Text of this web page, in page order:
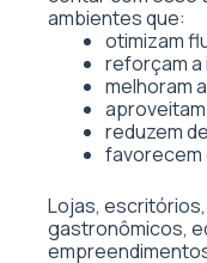
ambientes que:
otimizam
reforçam a
melhoram
reduzem
favorecem
Lojas,
gastronômicos,